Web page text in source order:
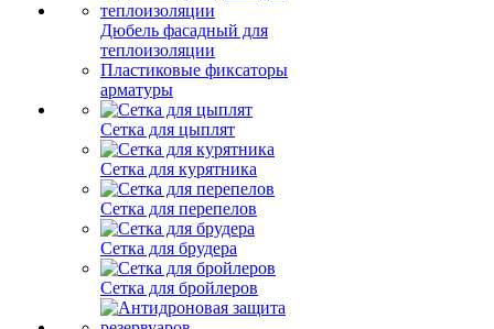
Дюбель фасадный для
теплоизоляции
Пластиковые фиксаторы
арматуры
Сетка для цыплят
Сетка для курятника
Сетка для перепелов
Сетка для брудера
Сетка для бройлеров